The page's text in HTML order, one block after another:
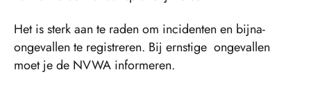
Het is sterk aan te raden om incidenten en bijna-
ongevallen te registreren. Bij ernstige ongevallen
moet je de NVWA informeren.